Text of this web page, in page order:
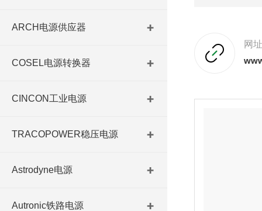
ARCH电源供应器
COSEL电源转换器
CINCON工业电源
TRACOPOWER稳压电源
Astrodyne电源
Autronic铁路电源
网址